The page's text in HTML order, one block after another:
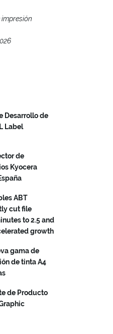
Desarrollo de
Label
de
Kyocera
ABT
cut file
to 2.5 and
growth
gama de
de tinta A4
de Producto